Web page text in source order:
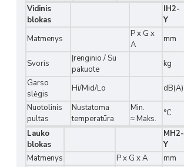
Vidinis
blokas
IH2-
Y
Matmenys
P x G x
A
mm
Svoris
Įrenginio / Su
pakuote
kg
Garso
slėgis
Hi/Mid/Lo dB(A)
Nuotolinis
pultas
Nustatoma
temperatūra
Min.
≈ Maks.
°C
Lauko
blokas
MH2-
Y
Matmenys
P x G x A mm